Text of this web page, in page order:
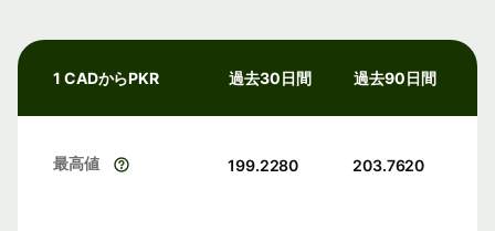
1 CADからPKR 過去30日間 過去90日間
最高値 199.2280 203.7620